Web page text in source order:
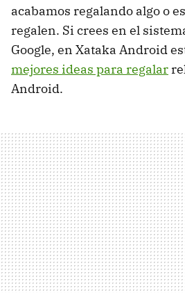
acabamos regalando algo o
regalen. Si crees en el
Google, en Xataka Android
mejores ideas para regalar
Android.